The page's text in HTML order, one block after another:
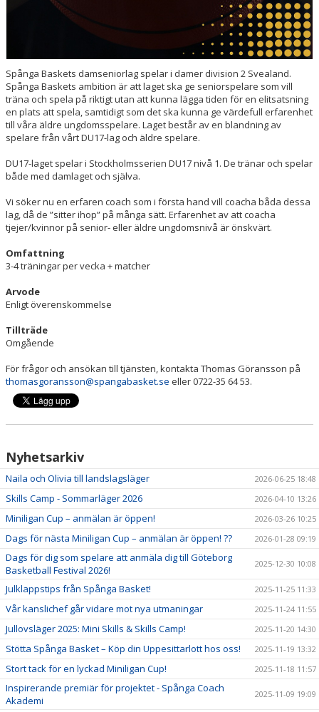
Spånga Baskets damseniorlag spelar i damer division 2 Svealand.
Spånga Baskets ambition är att laget ska ge seniorspelare som vill
träna och spela på riktigt utan att kunna lägga tiden för en elitsatsning
en plats att spela, samtidigt som det ska kunna ge värdefull erfarenhet
till våra äldre ungdomsspelare. Laget består av en blandning av
spelare från vårt DU17-lag och äldre spelare.
DU17-laget spelar i Stockholmsserien DU17 nivå 1. De tränar och spelar
både med damlaget och själva.
Vi söker nu en erfaren coach som i första hand vill coacha båda dessa
lag, då de ”sitter ihop” på många sätt. Erfarenhet av att coacha
tjejer/kvinnor på senior- eller äldre ungdomsnivå är önskvärt.
Omfattning
3-4 träningar per vecka + matcher
Arvode
Enligt överenskommelse
Tillträde
Omgående
För frågor och ansökan till tjänsten, kontakta Thomas Göransson på
thomasgoransson@spangabasket.se eller 0722-35 64 53.
Nyhetsarkiv
Naila och Olivia till landslagsläger 2026-06-25 18:48
Skills Camp - Sommarläger 2026 2026-04-10 13:26
Miniligan Cup – anmälan är öppen! 2026-03-26 10:25
Dags för nästa Miniligan Cup – anmälan är öppen! ?? 2026-01-28 09:19
Dags för dig som spelare att anmäla dig till Göteborg
Basketball Festival 2026!
2025-12-30 10:08
Julklappstips från Spånga Basket! 2025-11-25 11:33
Vår kanslichef går vidare mot nya utmaningar 2025-11-24 11:55
Jullovsläger 2025: Mini Skills & Skills Camp! 2025-11-20 14:30
Stötta Spånga Basket – Köp din Uppesittarlott hos oss! 2025-11-19 13:32
Stort tack för en lyckad Miniligan Cup! 2025-11-18 11:57
Inspirerande premiär för projektet - Spånga Coach
Akademi
2025-11-09 19:09